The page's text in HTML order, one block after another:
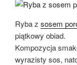
Ryba z sosem
piątkowy obiad.
Kompozycja
wyrazisty sos,